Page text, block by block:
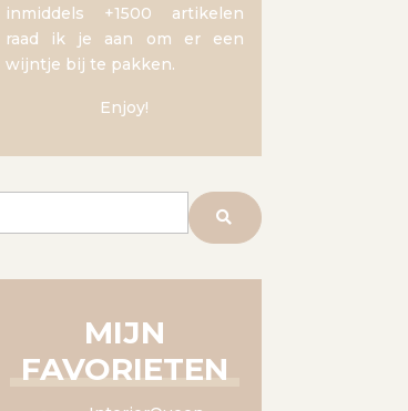
inmiddels +1500 artikelen
raad ik je aan om er een
wijntje bij te pakken.
Enjoy!
MIJN
FAVORIETEN